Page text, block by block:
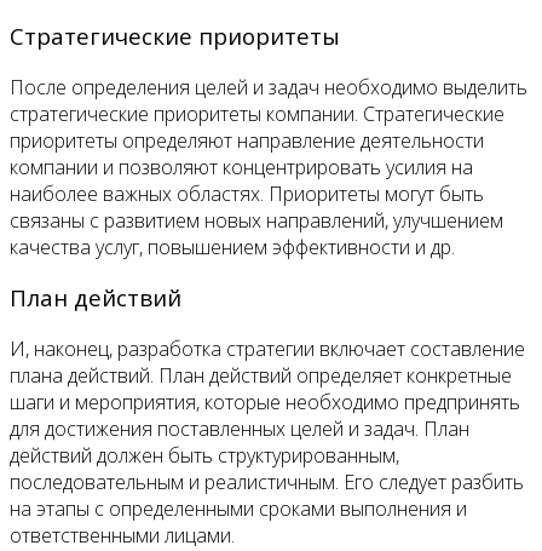
Стратегические приоритеты
После определения целей и задач необходимо выделить
стратегические приоритеты компании. Стратегические
приоритеты определяют направление деятельности
компании и позволяют концентрировать усилия на
наиболее важных областях. Приоритеты могут быть
связаны с развитием новых направлений, улучшением
качества услуг, повышением эффективности и др.
План действий
И, наконец, разработка стратегии включает составление
плана действий. План действий определяет конкретные
шаги и мероприятия, которые необходимо предпринять
для достижения поставленных целей и задач. План
действий должен быть структурированным,
последовательным и реалистичным. Его следует разбить
на этапы с определенными сроками выполнения и
ответственными лицами.